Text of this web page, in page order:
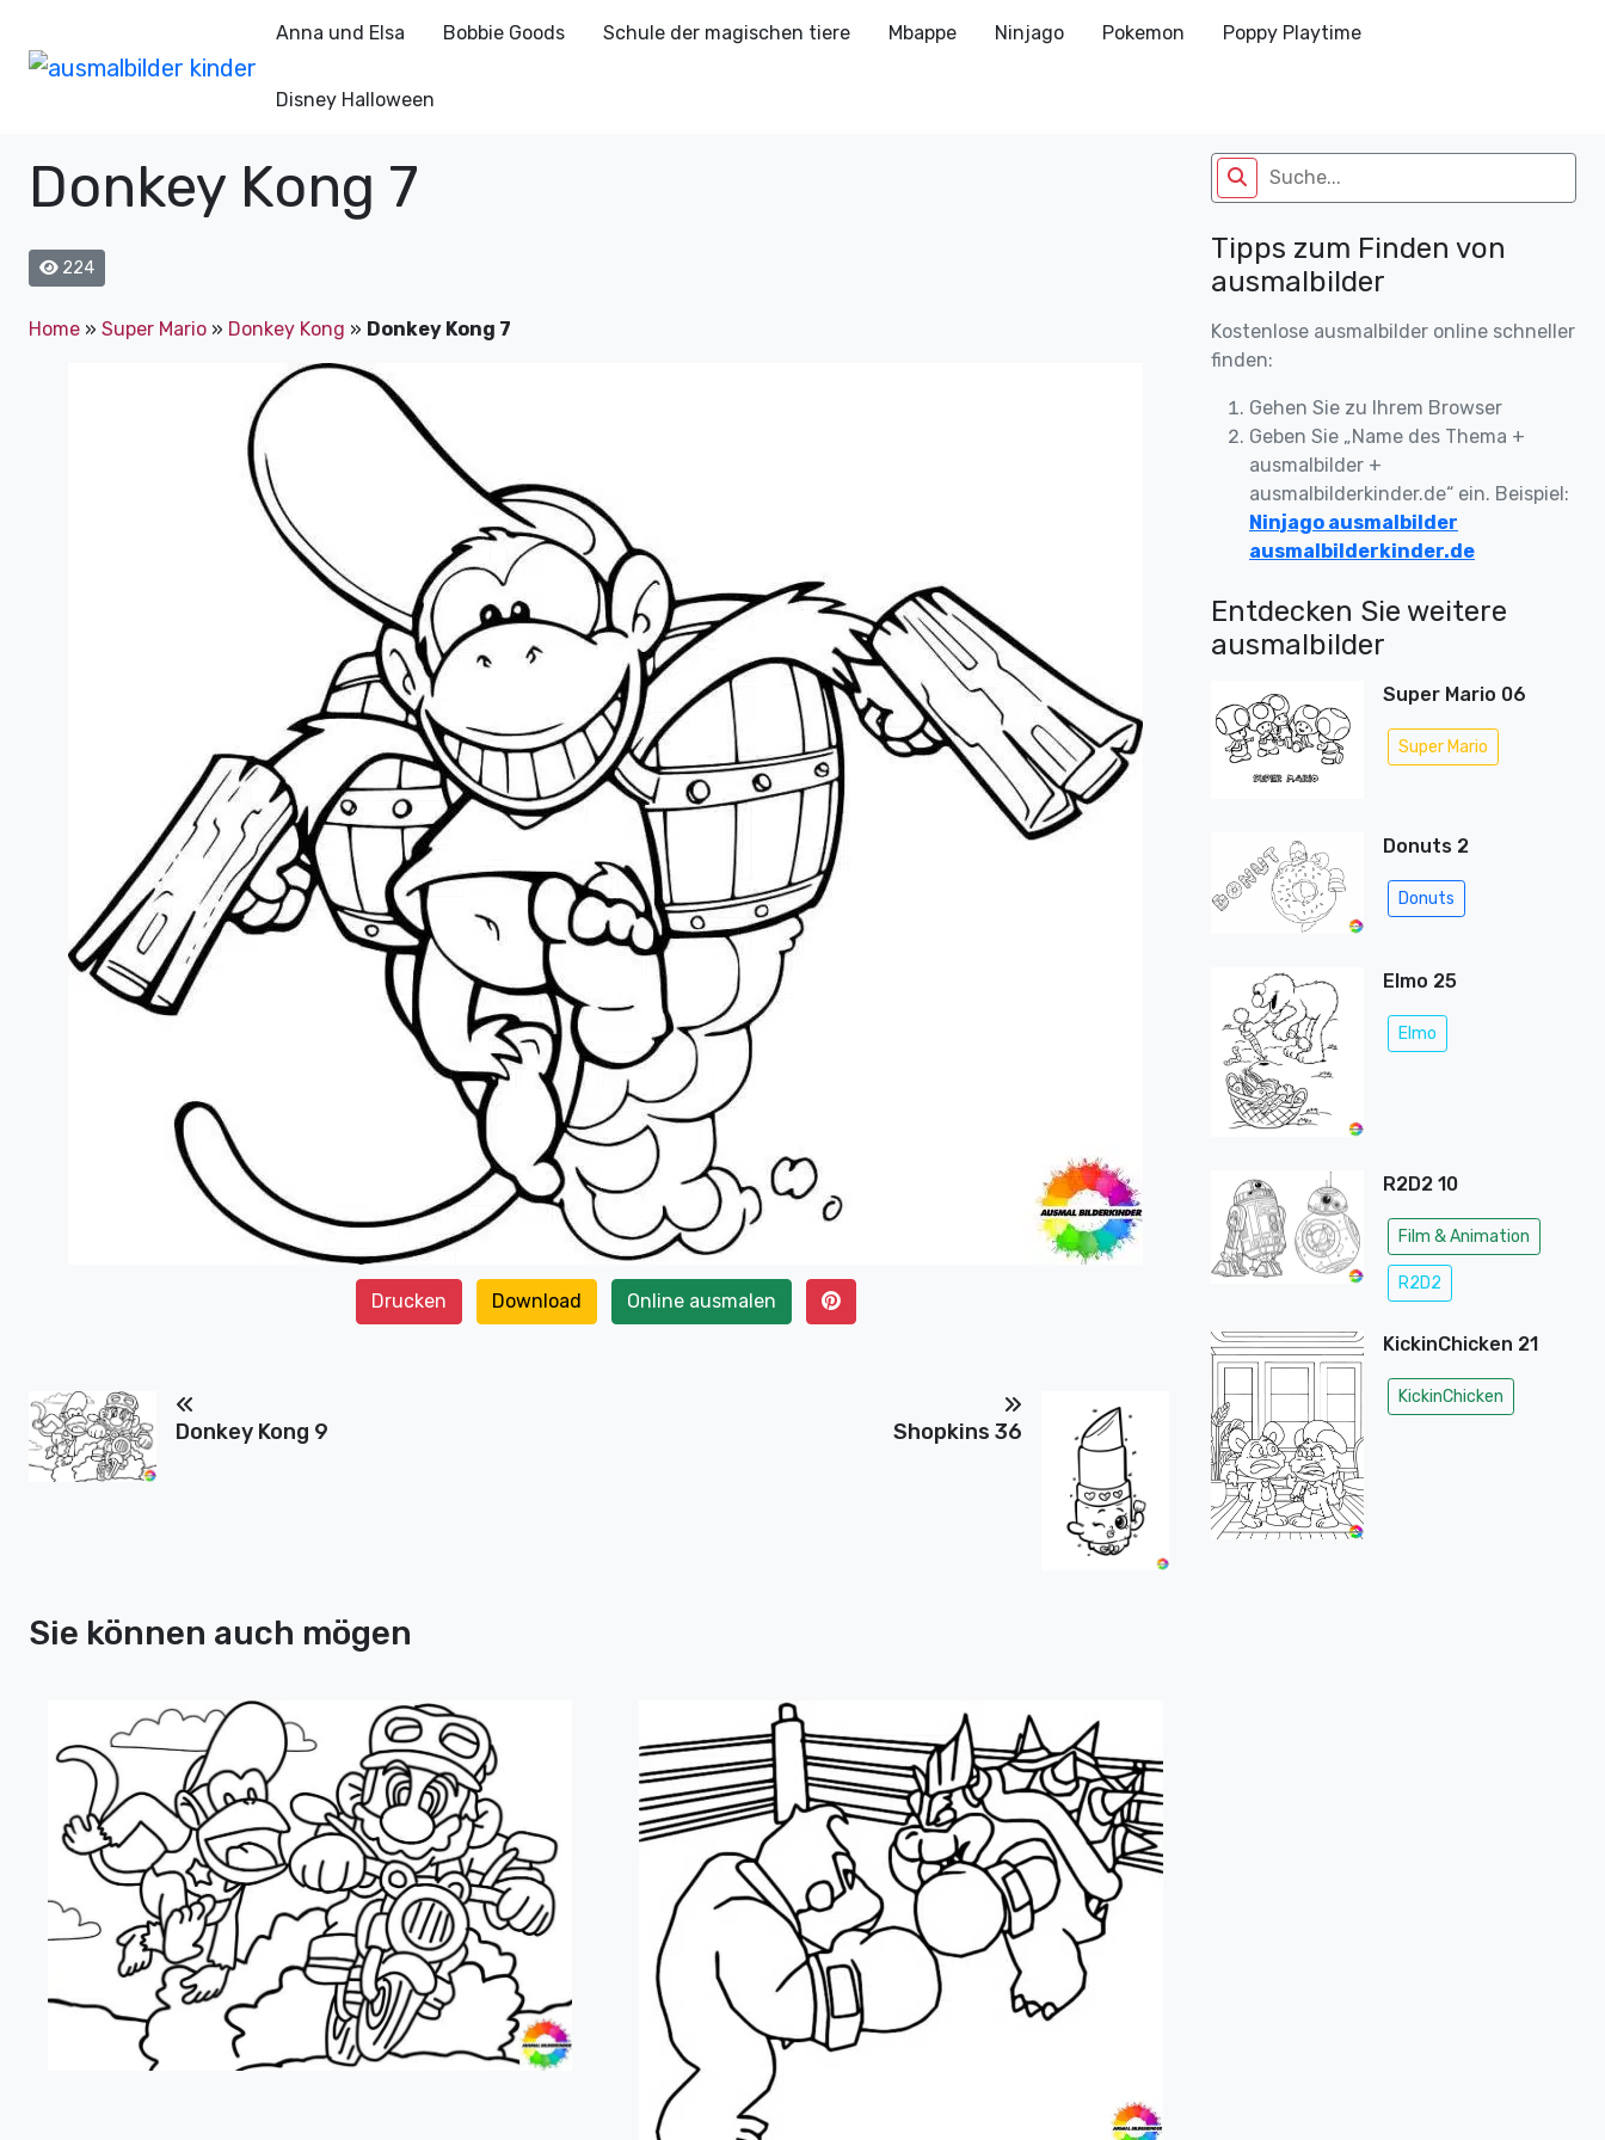
Anna und Elsa Bobbie Goods Schule der magischen tiere Mbappe Ninjago Pokemon Poppy Playtime
Disney Halloween
Donkey Kong 7
224
Home » Super Mario » Donkey Kong » Donkey Kong 7
Drucken Download Online ausmalen
Donkey Kong 9 Shopkins 36
Sie können auch mögen
Tipps zum Finden von
ausmalbilder
Kostenlose ausmalbilder online schneller
finden:
Gehen Sie zu Ihrem Browser
Geben Sie „Name des Thema +
ausmalbilder +
ausmalbilderkinder.de“ ein. Beispiel:
Ninjago ausmalbilder
ausmalbilderkinder.de
Entdecken Sie weitere
ausmalbilder
Super Mario 06
Super Mario
Donuts 2
Donuts
Elmo 25
Elmo
R2D2 10
Film & Animation
R2D2
KickinChicken 21
KickinChicken